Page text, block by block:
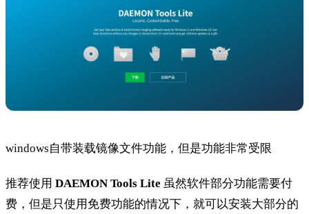
windows自带装载镜像文件功能，但是功能非常受限
推荐使用 DAEMON Tools Lite 虽然软件部分功能需要付
费，但是只使用免费功能的情况下，就可以安装大部分的